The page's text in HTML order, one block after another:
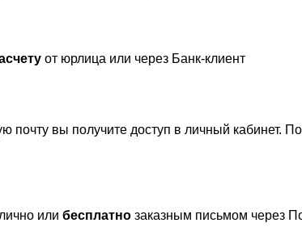
от юрлица или через Банк-клиент
почту вы получите доступ в личный кабинет.
илибесплатно заказным письмом через